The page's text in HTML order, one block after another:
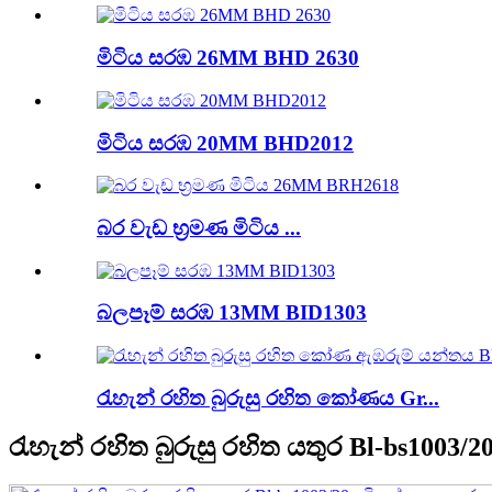
මිටිය සරඹ 26MM BHD 2630
මිටිය සරඹ 20MM BHD2012
බර වැඩ භ්‍රමණ මිටිය ...
බලපෑම් සරඹ 13MM BID1303
රැහැන් රහිත බුරුසු රහිත කෝණය Gr...
රැහැන් රහිත බුරුසු රහිත යතුර Bl-bs1003/